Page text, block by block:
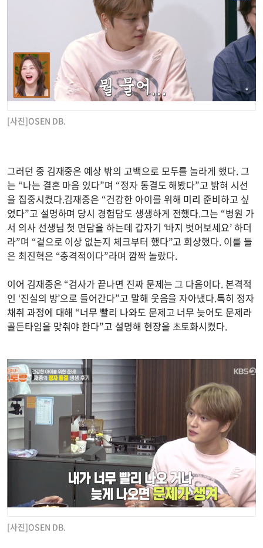
[사진]OSEN DB.
그러던 중 김재중은 예상 밖의 고백으로 모두를 놀라게 했다. 그
는 “나는 결혼 마음 있다”며 “정자 동결도 해봤다”고 밝혀 시선
을 집중시켰다.김재중은 “건강한 아이를 위해 미리 준비하고 싶
었다”고 설명하며 당시 경험담도 생생하게 전했다.그는 “병원 가
서 의사 선생님 첫 면담을 하는데 갑자기 ‘바지 벗어보세요’ 하더
라”며 “겉으로 이상 없는지 체크부터 했다”고 회상했다. 이를 들
은 최진혁은 “충격적이다”라며 깜짝 놀랐다.
이어 김재중은 “검사가 끝나면 진짜 문제는 그 다음이다. 본격적
인 ‘진실의 방’으로 들어간다”고 말해 웃음을 자아냈다.특히 정자
채취 과정에 대해 “너무 빨리 나와도 문제고 너무 늦어도 문제라
골든타임을 맞춰야 한다”고 설명해 현장을 초토화시켰다.
[사진]OSEN DB.